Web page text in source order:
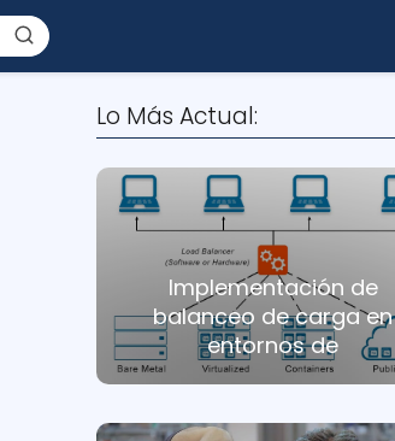
Lo Más Actual:
Implementación de
balanceo de carga en
entornos de